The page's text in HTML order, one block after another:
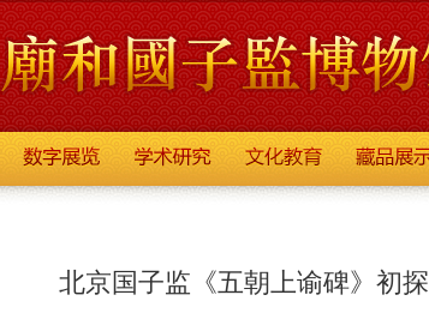
北京国子监《五朝上谕碑》初探